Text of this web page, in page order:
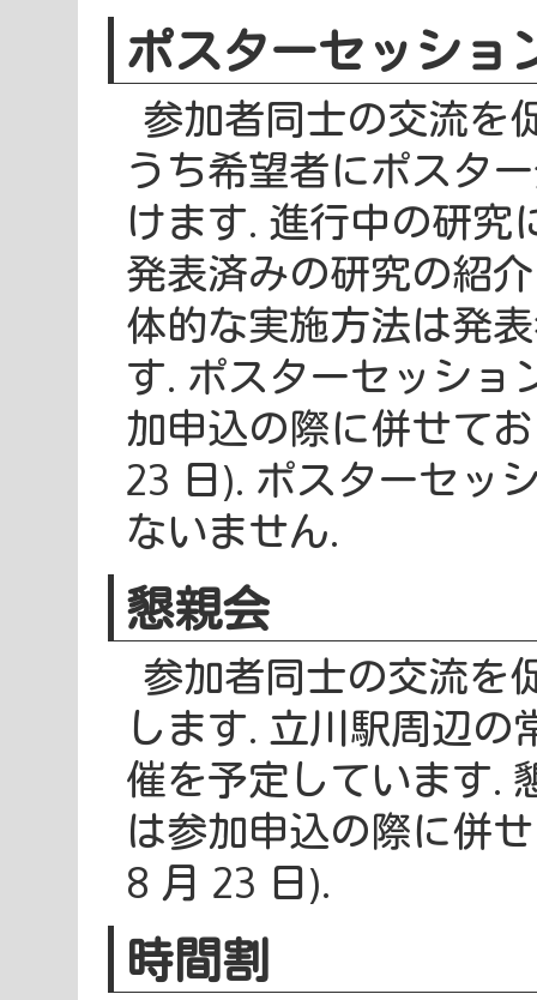
ポスターセッショ
参加者同士の交流を
うち希望者にポスタ
けます. 進行中の研究
発表済みの研究の紹
体的な実施方法は発
す. ポスターセッショ
加申込の際に併せて
23 日). ポスターセッ
ないません.
懇親会
参加者同士の交流を
します. 立川駅周辺
催を予定しています.
は参加申込の際に併
8 月 23 日).
時間割